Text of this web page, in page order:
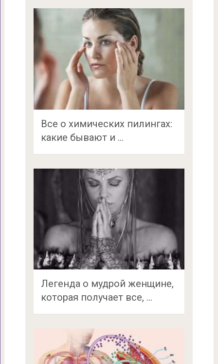
Все о химических пилингах:
какие бывают и …
Легенда о мудрой женщине,
которая получает все, …